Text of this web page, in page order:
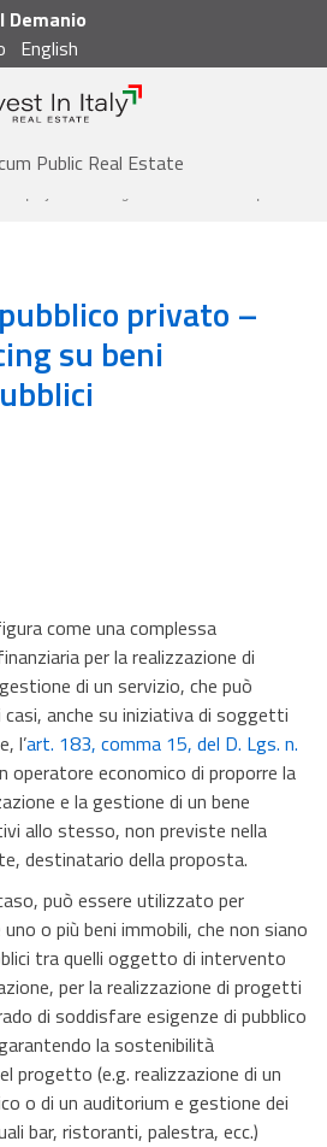
Demanio
English
Public Real Estate
privato –
su beni
come una complessa
per la realizzazione di
di un servizio, che può
anche su iniziativa di soggetti
l’art. 183, comma 15, del D. Lgs. n.
operatore economico di proporre la
e la gestione di un bene
allo stesso, non previste nella
destinatario della proposta.
può essere utilizzato per
o più beni immobili, che non siano
tra quelli oggetto di intervento
per la realizzazione di progetti
di soddisfare esigenze di pubblico
la sostenibilità
progetto (e.g. realizzazione di un
o di un auditorium e gestione dei
bar, ristoranti, palestra, ecc.)